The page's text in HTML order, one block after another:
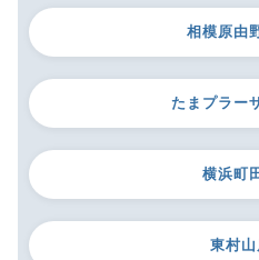
相模原由
たまプラー
横浜町
東村山